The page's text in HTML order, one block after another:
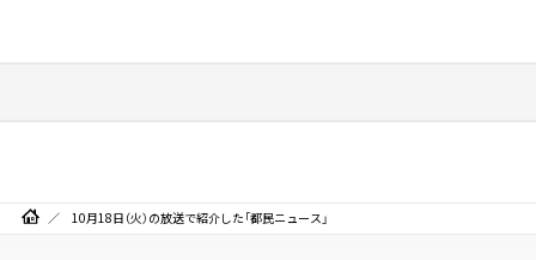
10月18日（火）の放送で紹介した「都民ニュース」